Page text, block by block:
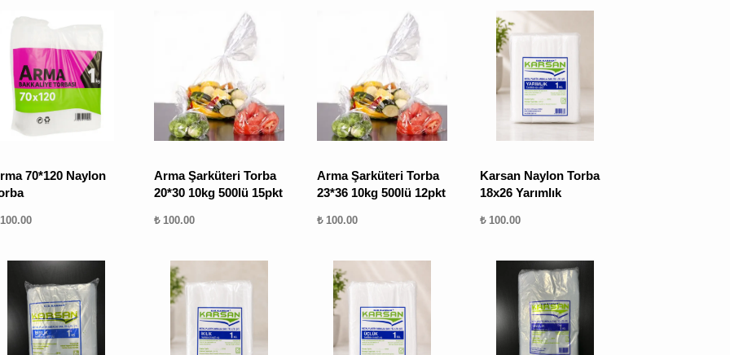
70*120 Naylon
Arma Şarküteri Torba
20*30 10kg 500lü 15pkt
₺ 100.00
Arma Şarküteri Torba
23*36 10kg 500lü 12pkt
₺ 100.00
Karsan Naylon Torba
18x26 Yarımlık
₺ 100.00